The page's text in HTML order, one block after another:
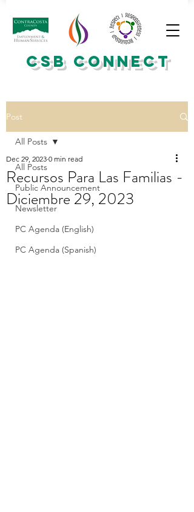
CSB CONNECT
Post
All Posts
Public Announcement
Newsletter
PC Agenda (English)
PC Agenda (Spanish)
All Posts
Recursos Para Las Familias -
Diciembre 29, 2023
Dec 29, 2023 0 min read